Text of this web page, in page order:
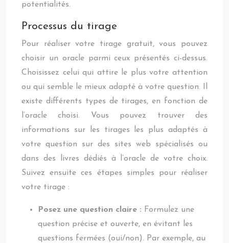
potentialités.
Processus du tirage
Pour réaliser votre tirage gratuit, vous pouvez
choisir un oracle parmi ceux présentés ci-dessus.
Choisissez celui qui attire le plus votre attention
ou qui semble le mieux adapté à votre question. Il
existe différents types de tirages, en fonction de
l’oracle choisi. Vous pouvez trouver des
informations sur les tirages les plus adaptés à
votre question sur des sites web spécialisés ou
dans des livres dédiés à l’oracle de votre choix.
Suivez ensuite ces étapes simples pour réaliser
votre tirage :
Posez une question claire : Formulez une
question précise et ouverte, en évitant les
questions fermées (oui/non). Par exemple, au